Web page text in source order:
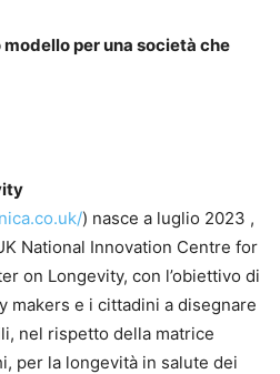
per una società che
) nasce a luglio 2023 ,
National Innovation Centre for
on Longevity, con l’obiettivo di
makers e i cittadini a disegnare
nel rispetto della matrice
per la longevità in salute dei